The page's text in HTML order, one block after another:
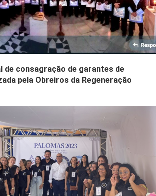
de consagração de garantes de
pela Obreiros da Regeneração